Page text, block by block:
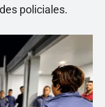
policiales.